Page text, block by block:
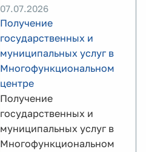
07.07.2026
Получение
государственных и
муниципальных услуг в
Многофункциональном
центре
Получение
государственных и
муниципальных услуг в
Многофункциональном